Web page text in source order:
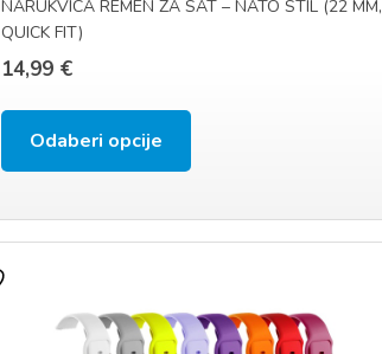
NARUKVICA REMEN ZA SAT – NATO STIL (22 MM,
QUICK FIT)
14,99 €
Odaberi opcije
proizvod
više
Opcije